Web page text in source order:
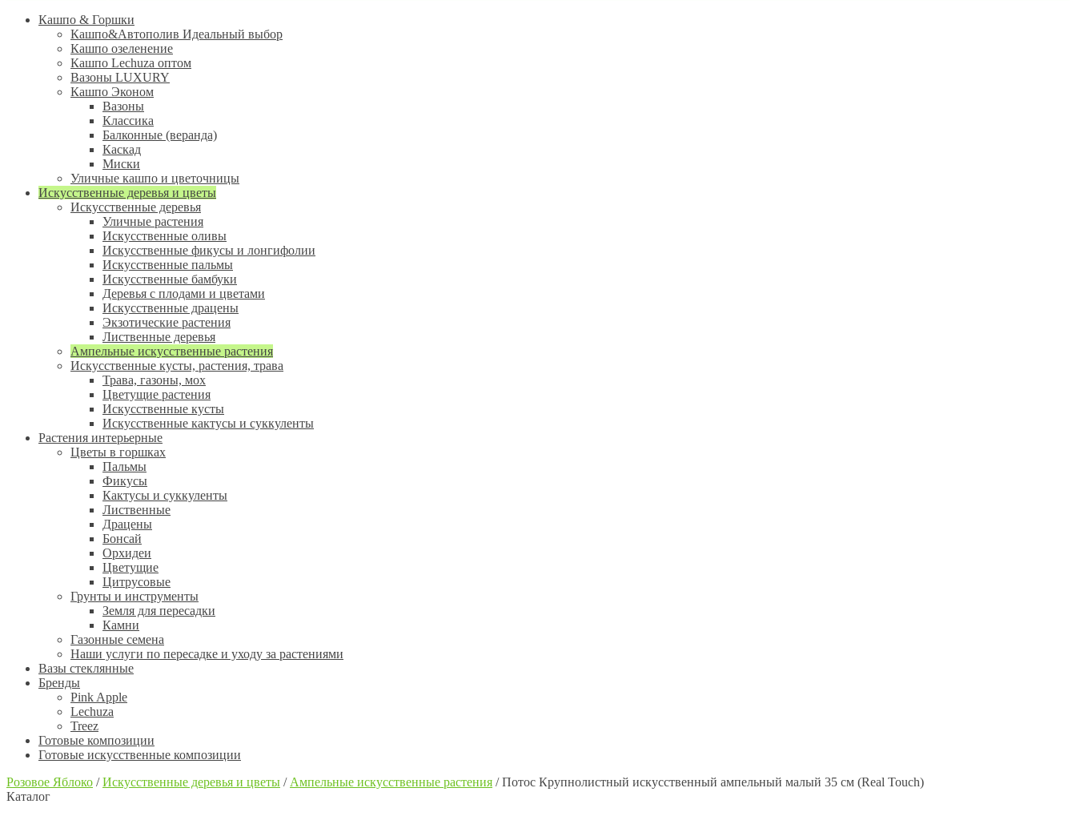
Кашпо & Горшки
Кашпо&Автополив Идеальный выбор
Кашпо озеленение
Кашпо Lechuza оптом
Вазоны LUXURY
Кашпо Эконом
Вазоны
Классика
Балконные (веранда)
Каскад
Миски
Уличные кашпо и цветочницы
Искусственные деревья и цветы
Искусственные деревья
Уличные растения
Искусственные оливы
Искусственные фикусы и лонгифолии
Искусственные пальмы
Искусственные бамбуки
Деревья с плодами и цветами
Искусственные драцены
Экзотические растения
Лиственные деревья
Ампельные искусственные растения
Искусственные кусты, растения, трава
Трава, газоны, мох
Цветущие растения
Искусственные кусты
Искусственные кактусы и суккуленты
Растения интерьерные
Цветы в горшках
Пальмы
Фикусы
Кактусы и суккуленты
Лиственные
Драцены
Бонсай
Орхидеи
Цветущие
Цитрусовые
Грунты и инструменты
Земля для пересадки
Камни
Газонные семена
Наши услуги по пересадке и уходу за растениями
Вазы стеклянные
Бренды
Pink Apple
Lechuza
Treez
Готовые композиции
Готовые искусственные композиции
Розовое Яблоко /Искусственные деревья и цветы / Ампельные искусственные растения /Потос Крупнолистный искусственный ампельный малый 35 см (Real Touch)
Каталог